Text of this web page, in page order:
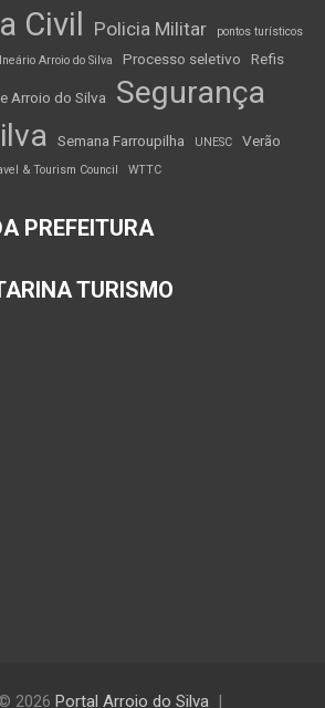
Civil Policia Militar
pontos turísticos
Arroio do Silva Processo seletivo Refis
Arroio do Silva
Segurança
Semana Farroupilha UNESC
Verão
& Tourism Council WTTC
PREFEITURA
TURISMO
2026 Portal Arroio do Silva